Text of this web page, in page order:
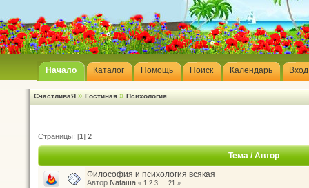
Начало Каталог Помощь Поиск Календарь Вход
СчастливаЯ » Гостиная » Психология
Страницы: [1] 2
Тема/Автор
Философия и психология всякая
Автор Nataшa « 1 2 3 ... 21 »